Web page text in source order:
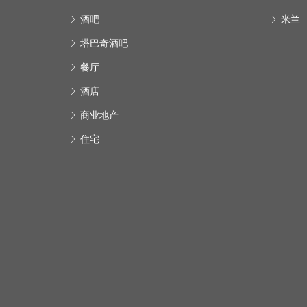
酒吧
塔巴奇酒吧
餐厅
酒店
商业地产
住宅
米兰